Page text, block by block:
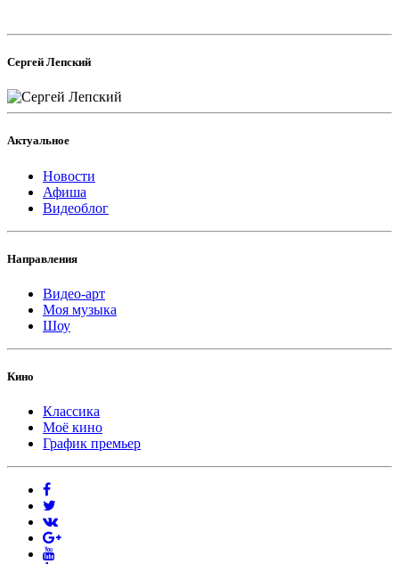
Сергей Лепский
Актуальное
Новости
Афиша
Видеоблог
Направления
Видео-арт
Моя музыка
Шоу
Кино
Классика
Моё кино
График премьер